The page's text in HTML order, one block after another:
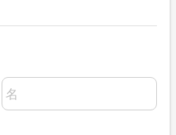
名前の名